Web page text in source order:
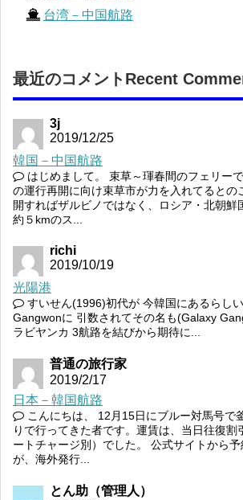
台湾－中国航路
最近のコメントRecent
3j
2019/12/25
韓国－中国航路
はじめまして。 束草～琿春間のフェリー
の運行再開に向け束草市が力を入れてるとの
開すればザルビノではなく、ロシア・北朝鮮
約５kmのス...
richi
2019/10/19
光陽港
すいせん(1996)初代が 今韓国にあるらし
Gangwonに 引数されてその名も(Galaxy
ラビヤンカ 3航路を結びから期待に...
普通の旅行家
2019/2/17
日本－韓国航路
こんにちは、 12月15日にブルー対馬号で
りで行ってきた者です。運賃は、当日往復割
ートチャージ別）でした。 公式サイトから
が、海外発行...
とん助（管理人）